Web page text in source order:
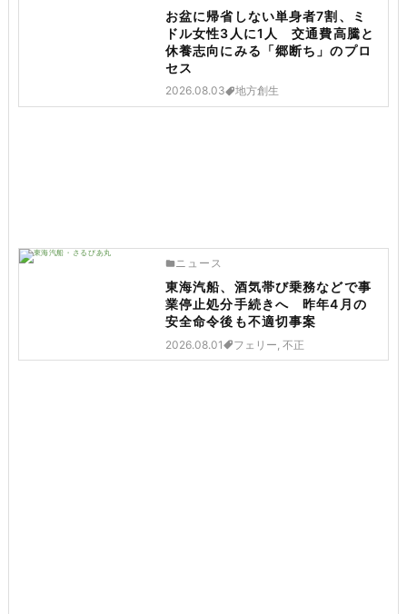
お盆に帰省しない単身者7割、ミ
ドル女性3人に1人 交通費高騰と
休養志向にみる「郷断ち」のプロ
セス
2026.08.03 地方創生
ニュース
東海汽船、酒気帯び乗務などで事
業停止処分手続きへ 昨年4月の
安全命令後も不適切事案
2026.08.01 フェリー, 不正